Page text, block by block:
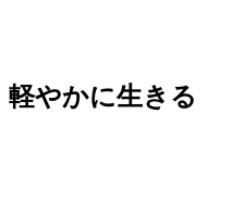
軽やかに生きる